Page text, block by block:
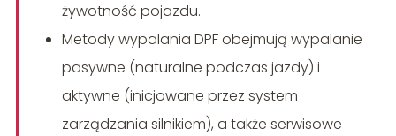
żywotność pojazdu.
Metody wypalania DPF obejmują wypalanie
pasywne (naturalne podczas jazdy) i
aktywne (inicjowane przez system
zarządzania silnikiem), a także serwisowe